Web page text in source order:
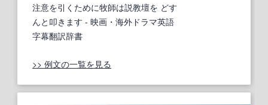
注意を引くために牧師は説教壇を どす
んと叩きます - 映画・海外ドラマ英語
字幕翻訳辞書
>> 例文の一覧を見る